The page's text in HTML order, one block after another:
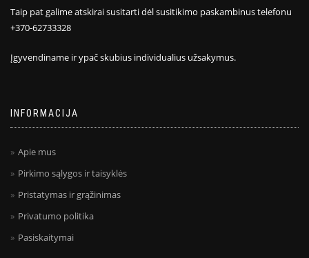
Taip pat galime atskirai susitarti dėl susitikimo paskambinus telefonu
+370-62733328
Įgyvendiname ir ypač skubius individualius užsakymus.
INFORMACIJA
Apie mus
Pirkimo sąlygos ir taisyklės
Pristatymas ir grąžinimas
Privatumo politika
Pasiskaitymai